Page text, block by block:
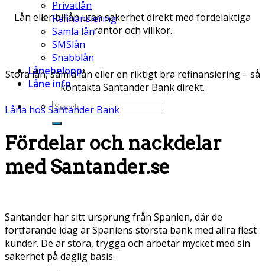
Privatlån
Refinansiering
Samla lån
SMSlån
Snabblån
Lånebelopp
Låne info
Lån eller billån utan säkerhet direkt med fördelaktiga
räntor och villkor.
Stora lån, samla lån eller en riktigt bra refinansiering – så
kontakta Santander Bank direkt.
Låna hos Santander Bank
Fördelar och nackdelar
med Santander.se
Santander har sitt ursprung från Spanien, där de
fortfarande idag är Spaniens största bank med allra flest
kunder. De är stora, trygga och arbetar mycket med sin
säkerhet på daglig basis.